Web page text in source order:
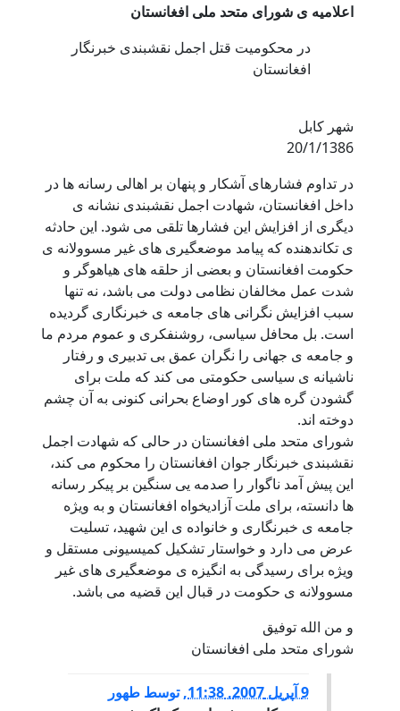
اعلامیه ی شورای متحد ملی افغانستان
در محکومیت قتل اجمل نقشبندی خبرنگار
افغانستان
شهر کابل
20/1/1386
در تداوم فشارهای آشکار و پنهان بر اهالی رسانه ها در
داخل افغانستان، شهادت اجمل نقشبندی نشانه ی
دیگری از افزایش این فشارها تلقی می شود. این حادثه
ی تکاندهنده که پیامد موضعگیری های غیر مسوولانه ی
حکومت افغانستان و بعضی از حلقه های هیاهوگر و
شدت عمل مخالفان نظامی دولت می باشد، نه تنها
سبب افزایش نگرانی های جامعه ی خبرنگاری گردیده
است. بل محافل سیاسی، روشنفکری و عموم مردم ما
و جامعه ی جهانی را نگران عمق بی تدبیری و رفتار
ناشیانه ی سیاسی حکومتی می کند که ملت برای
گشودن گره های کور اوضاع بحرانی کنونی به آن چشم
دوخته اند.
شورای متحد ملی افغانستان در حالی که شهادت اجمل
نقشبندی خبرنگار جوان افغانستان را محکوم می کند،
این پیش آمد ناگوار را صدمه یی سنگین بر پیکر رسانه
ها دانسته، برای ملت آزادیخواه افغانستان و به ویژه
جامعه ی خبرنگاری و خانواده ی این شهید، تسلیت
عرض می دارد و خواستار تشکیل کمیسیونی مستقل و
ویژه برای رسیدگی به انگیزه ی موضعگیری های غیر
مسوولانه ی حکومت در قبال این قضیه می باشد.
و من الله توفیق
شورای متحد ملی افغانستان
9 آپریل 2007, 11:38 ,توسط طهور